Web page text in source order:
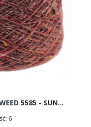
SOFT DONEGAL TWEED 5585 - SUNSET
6